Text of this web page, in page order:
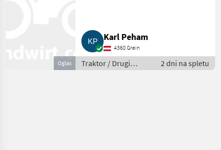
Oglas
Karl Peham
4360 Grein
Traktor / Drugi
traktor
2 dni na spletu